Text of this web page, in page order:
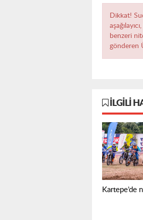
Dikkat!
benzeri
gönderen
İLGILI
Kartepe’de